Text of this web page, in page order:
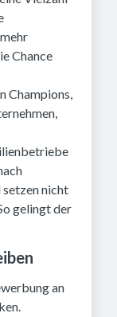
Chance
Champions,
nicht
gelingt der
an